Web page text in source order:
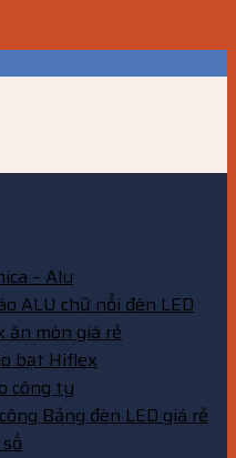
– Alu
ALU chữ nổi đèn LED
ăn mòn giá rẻ
bạt Hiflex
công ty
Bảng đèn LED giá rẻ